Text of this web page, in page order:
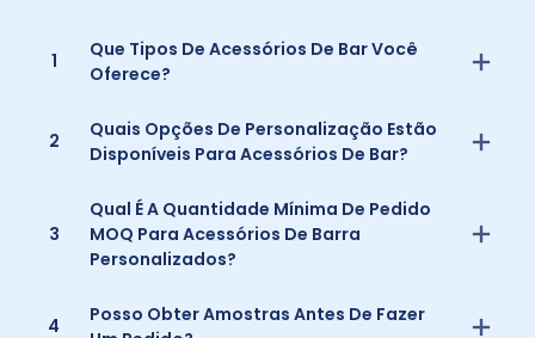
1
Que Tipos De Acessórios De Bar Você
Oferece?
2
Quais Opções De Personalização Estão
Disponíveis Para Acessórios De Bar?
3
Qual É A Quantidade Mínima De Pedido
MOQ Para Acessórios De Barra
Personalizados?
4
Posso Obter Amostras Antes De Fazer